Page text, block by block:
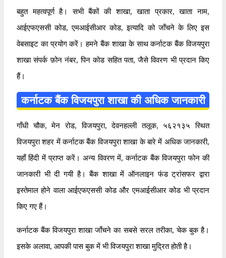
बहुत महत्वपूर्ण है। सभी बैंकों की शाखा, खाता प्रकार, खाता नाम,
आईएफएससी कोड, एमआईसीआर कोड, इत्यादि को जाँचने के लिए इस
वेबसाइट का प्रयोग करें। हमने बैंक शाखा के साथ कर्नाटक बैंक विजयपुरा
शाखा संपर्क फ़ोन नंबर, पिन कोड सहित पता, जैसे विवरण भी प्रदान किए
हैं।
कर्नाटक बैंक विजयपुरा शाखा की अधिक जानकारी
गाँधी चौक, मेन रोड, विजयपुरा, देवनहल्ली तलूक, ५६२१३५ स्थित
विजयपुरा शहर में कर्नाटक बैंक विजयपुरा शाखा के बारे में अधिक जानकारी,
यहाँ हिंदी में प्राप्त करें। अन्य विवरण में, कर्नाटक बैंक विजयपुरा फोन की
जानकारी भी दी गयी है। बैंक शाखा में ऑनलाइन फंड ट्रांसफर द्वारा
इस्तेमाल होने वाला आईएफएससी कोड और एमआईसीआर कोड भी प्रदान
किए गए हैं।
कर्नाटक बैंक विजयपुरा शाखा जाँचने का सबसे सरल तरीका, चेक बुक है।
इसके अलावा, आपकी पास बुक में भी विजयपुरा शाखा मुद्रित होती है।